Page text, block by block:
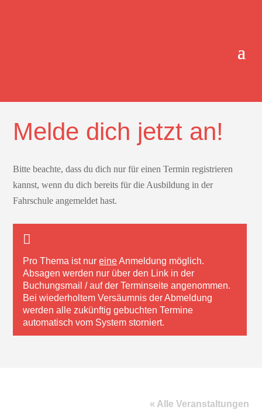
Melde dich jetzt an!
Bitte beachte, dass du dich nur für einen Termin registrieren
kannst, wenn du dich bereits für die Ausbildung in der
Fahrschule angemeldet hast.
Pro Thema ist nureineAnmeldung möglich.
Absagen werden nur über den Link in der
Buchungsmail / auf der Terminseite angenommen.
Bei wiederholtem Versäumnis der Abmeldung
werden alle zukünftig gebuchten Termine
automatisch vom System storniert.
« Alle Veranstaltungen